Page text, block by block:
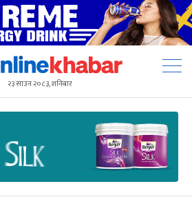
२३ साउन २०८३, शनिबार